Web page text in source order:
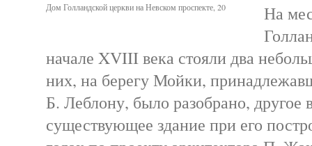
Дом Голландской церкви на Невском проспекте, 20
На
начале XVIII века стояли два
них, на берегу Мойки,
Б. Леблону, было разобрано, другое
существующее здание при его